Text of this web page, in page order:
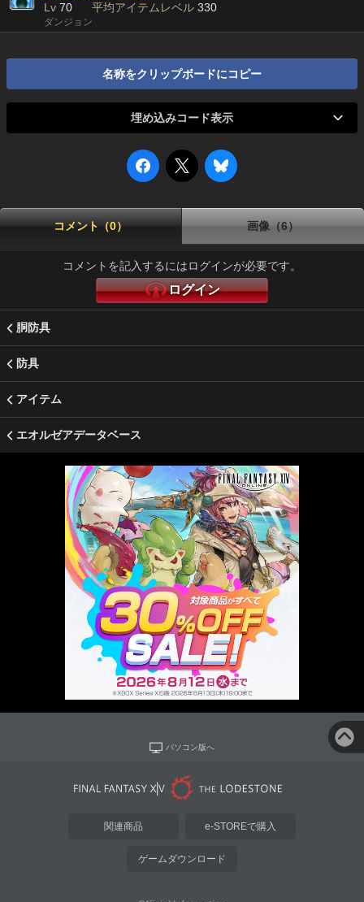
Lv 70 平均アイテムレベル 330
ダンジョン
名称をクリップボードにコピー
埋め込みコード表示
コメント（0） 画像（6）
コメントを記入するにはログインが必要です。
ログイン
胴防具
防具
アイテム
エオルゼアデータベース
パソコン版へ
関連商品 e-STOREで購入
ゲームダウンロード